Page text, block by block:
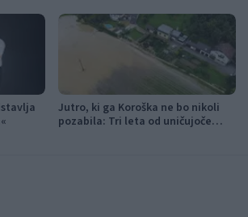
Jutro, ki ga Koroška ne bo nikoli
pozabila: Tri leta od uničujoče